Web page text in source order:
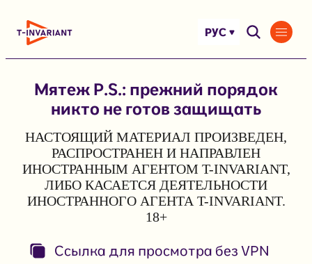
РУС
Мятеж P.S.: прежний порядок
никто не готов защищать
НАСТОЯЩИЙ МАТЕРИАЛ ПРОИЗВЕДЕН,
РАСПРОСТРАНЕН И НАПРАВЛЕН
ИНОСТРАННЫМ АГЕНТОМ T-INVARIANT,
ЛИБО КАСАЕТСЯ ДЕЯТЕЛЬНОСТИ
ИНОСТРАННОГО АГЕНТА T-INVARIANT.
18+
Ссылка для просмотра без VPN